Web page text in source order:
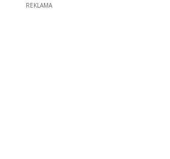
REKLAMA